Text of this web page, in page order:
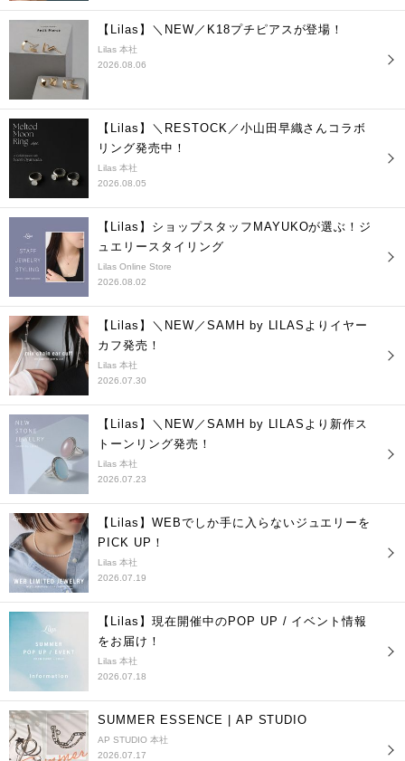
【Lilas】＼NEW／K18プチピアスが登場！
Lilas 本社
2026.08.06
【Lilas】＼RESTOCK／小山田早織さんコラボ
リング発売中！
Lilas 本社
2026.08.05
【Lilas】ショップスタッフMAYUKOが選ぶ！ジ
ュエリースタイリング
Lilas Online Store
2026.08.02
【Lilas】＼NEW／SAMH by LILASよりイヤー
カフ発売！
Lilas 本社
2026.07.30
【Lilas】＼NEW／SAMH by LILASより新作ス
トーンリング発売！
Lilas 本社
2026.07.23
【Lilas】WEBでしか手に入らないジュエリーを
PICK UP！
Lilas 本社
2026.07.19
【Lilas】現在開催中のPOP UP / イベント情報
をお届け！
Lilas 本社
2026.07.18
SUMMER ESSENCE | AP STUDIO
AP STUDIO 本社
2026.07.17